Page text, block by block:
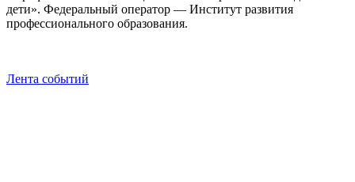
дети». Федеральный оператор — Институт развития
профессионального образования.
Лента событий